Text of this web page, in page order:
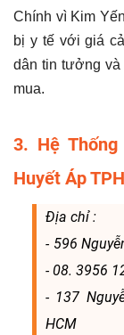
Chính vì Kim
bị y tế với giá
dân tin tưởng
mua.
3. Hệ
Huyết Áp
Địa chỉ :
- 596
- 08. 3956
- 137
HCM